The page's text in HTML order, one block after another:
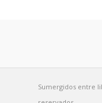
Sumergidos entre